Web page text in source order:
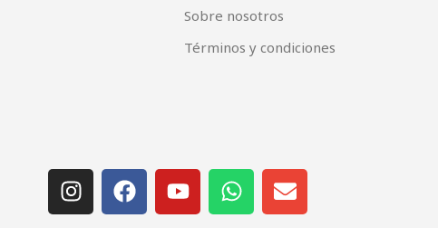
Sobre nosotros
Términos y condiciones